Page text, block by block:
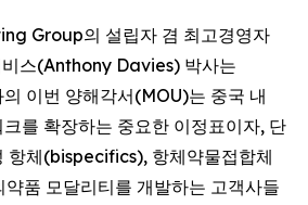
Group의 설립자 겸 최고경영자
스(Anthony Davies) 박사는
이번 양해각서(MOU)는 중국 내
를 확장하는 중요한 이정표이자, 단
항체(bispecifics), 항체약물접합체
품 모달리티를 개발하는 고객사들